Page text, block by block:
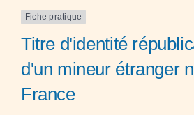
Fiche pratique
Titre d'identité
d'un mineur étranger
France